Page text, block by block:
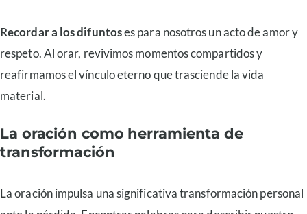
Recordar a los difuntoses para nosotros un acto de amor y
respeto. Al orar, revivimos momentos compartidos y
reafirmamos el vínculo eterno que trasciende la vida
material.
La oración como herramienta de
transformación
La oración impulsa una significativa transformación personal